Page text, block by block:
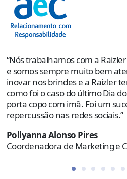
“Nós trabalhamos com a
e somos sempre muito bem
inovar nos brindes e a Raizler
como foi o caso do último Dia
porta copo com imã. Foi um
repercussão nas redes sociais.”
Pollyanna Alonso Pires
Coordenadora de Marketing e